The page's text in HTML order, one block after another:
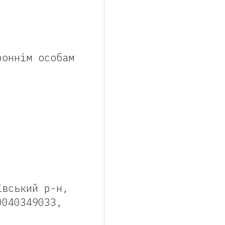
особам
р-н,